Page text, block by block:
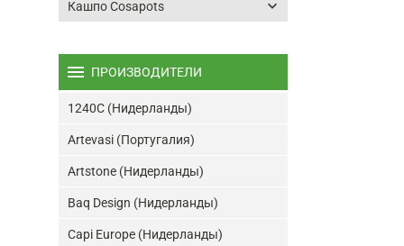
Кашпо Cosapots keyboard_arrow_down
menu ПРОИЗВОДИТЕЛИ
1240C (Нидерланды)
Artevasi (Португалия)
Artstone (Нидерланды)
Baq Design (Нидерланды)
Capi Europe (Нидерланды)